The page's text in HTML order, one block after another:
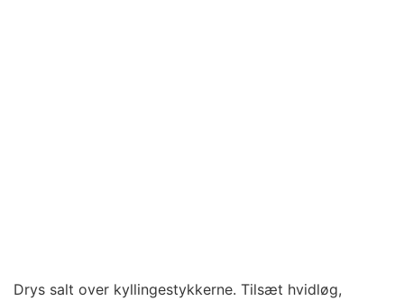
Drys salt over kyllingestykkerne. Tilsæt hvidløg,